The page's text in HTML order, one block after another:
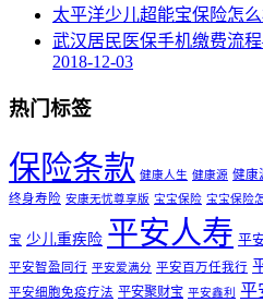
太平洋少儿超能宝保险怎么
武汉居民医保手机缴费流
2018-12-03
热门标签
保险条款 健康人生 健康源 健康
终身寿险 安康无忧尊享版 宝宝保险 宝宝保险
宝 少儿重疾险 平安人寿 平
平安智盈同行 平安爱满分 平安百万任我行
平安细胞免疫疗法 平安聚财宝 平安鑫利 平